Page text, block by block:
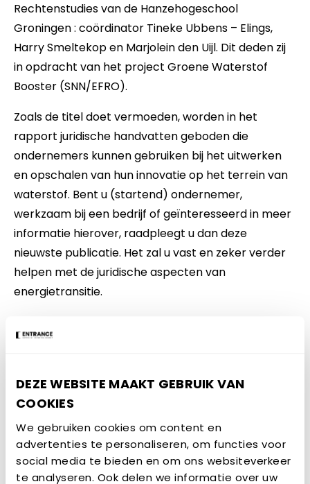
DEZE WEBSITE MAAKT GEBRUIK VAN
COOKIES
We gebruiken cookies om content en
advertenties te personaliseren, om functies voor
social media te bieden en om ons websiteverkeer
te analyseren. Ook delen we informatie over uw
Rechtenstudies van de Hanzehogeschool
Groningen : coördinator Tineke Ubbens – Elings,
Harry Smeltekop en Marjolein den Uijl. Dit deden zij
in opdracht van het project Groene Waterstof
Booster (SNN/EFRO).
Zoals de titel doet vermoeden, worden in het
rapport juridische handvatten geboden die
ondernemers kunnen gebruiken bij het uitwerken
en opschalen van hun innovatie op het terrein van
waterstof. Bent u (startend) ondernemer,
werkzaam bij een bedrijf of geïnteresseerd in meer
informatie hierover, raadpleegt u dan deze
nieuwste publicatie. Het zal u vast en zeker verder
helpen met de juridische aspecten van
energietransitie.
GERELATEERD NIEUWS